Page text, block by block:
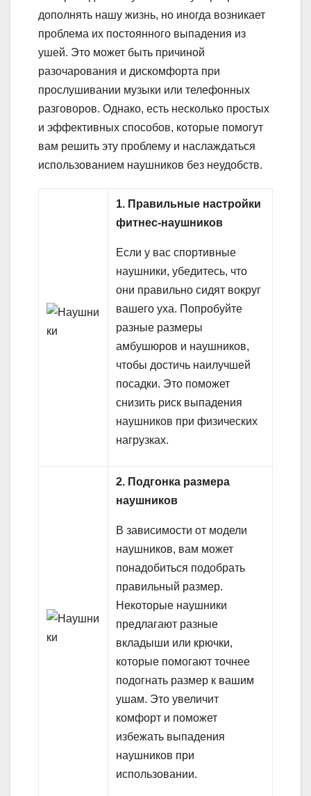
дополнять нашу жизнь, но иногда возникает
проблема их постоянного выпадения из
ушей. Это может быть причиной
разочарования и дискомфорта при
прослушивании музыки или телефонных
разговоров. Однако, есть несколько простых
и эффективных способов, которые помогут
вам решить эту проблему и наслаждаться
использованием наушников без неудобств.
1. Правильные настройки
фитнес-наушников
Если у вас спортивные
наушники, убедитесь, что
они правильно сидят вокруг
вашего уха. Попробуйте
разные размеры
амбушюров и наушников,
чтобы достичь наилучшей
посадки. Это поможет
снизить риск выпадения
наушников при физических
нагрузках.
2. Подгонка размера
наушников
В зависимости от модели
наушников, вам может
понадобиться подобрать
правильный размер.
Некоторые наушники
предлагают разные
вкладыши или крючки,
которые помогают точнее
подогнать размер к вашим
ушам. Это увеличит
комфорт и поможет
избежать выпадения
наушников при
использовании.